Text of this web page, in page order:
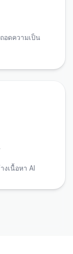
อดความเป็น
งเนื้อหา AI